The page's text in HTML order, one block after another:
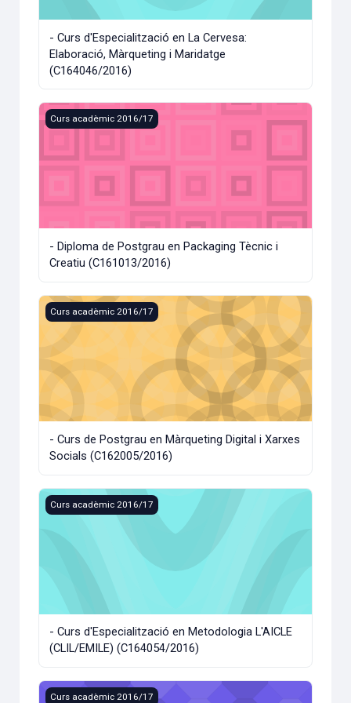
- Curs d'Especialització en La Cervesa:
Elaboració, Màrqueting i Maridatge
(C164046/2016)
- Diploma de Postgrau en Packaging Tècnic i Creatiu
Curs acadèmic 2016/17
- Diploma de Postgrau en Packaging Tècnic i
Creatiu (C161013/2016)
- Curs de Postgrau en Màrqueting Digital i Xarxes Socials
Curs acadèmic 2016/17
- Curs de Postgrau en Màrqueting Digital i Xarxes
Socials (C162005/2016)
- Curs d'Especialització en Metodologia L'AICLE (CLIL/
Curs acadèmic 2016/17
- Curs d'Especialització en Metodologia L'AICLE
(CLIL/EMILE) (C164054/2016)
- CÒPIA SEGURETAT (C16MBA/2016)
Curs acadèmic 2016/17